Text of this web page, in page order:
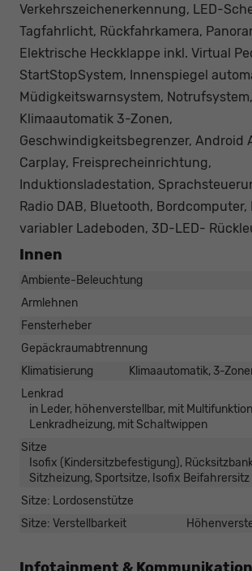
Verkehrszeichenerkennung, LED-
Tagfahrlicht, Rückfahrkamera,
Elektrische Heckklappe inkl. Virtual
StartStopSystem, Innenspiegel
Müdigkeitswarnsystem,
Klimaautomatik 3-Zonen,
Geschwindigkeitsbegrenzer, Android
Carplay, Freisprecheinrichtung,
Induktionsladestation,
Radio DAB, Bluetooth, Bordcomputer,
variabler Ladeboden, 3D-LED-
Innen
Ambiente-Beleuchtung
Armlehnen
Fensterheber
Gepäckraumabtrennung
Klimatisierung
Klimaautomatik, 3-
Lenkrad
in Leder, höhenverstellbar, mit
Lenkradheizung, mit Schaltwippen
Sitze
Isofix (Kindersitzbefestigung),
Sitzheizung, Sportsitze, Isofix Beifahrersitz
Sitze: Lordosenstütze
Sitze: Verstellbarkeit